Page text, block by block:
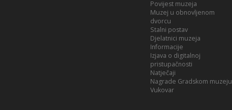
Povijest muzeja
Muzej u obnovljenom
dvorcu
Stalni postav
Djelatnici muzeja
Informacije
Izjava o digitalnoj
pristupačnosti
Natječaji
Nagrade Gradskom muzeju
Vukovar